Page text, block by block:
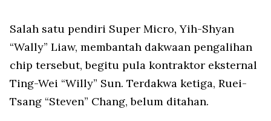
Salah satu pendiri Super Micro, Yih-Shyan
“Wally” Liaw, membantah dakwaan pengalihan
chip tersebut, begitu pula kontraktor eksternal
Ting-Wei “Willy” Sun. Terdakwa ketiga, Ruei-
Tsang “Steven” Chang, belum ditahan.